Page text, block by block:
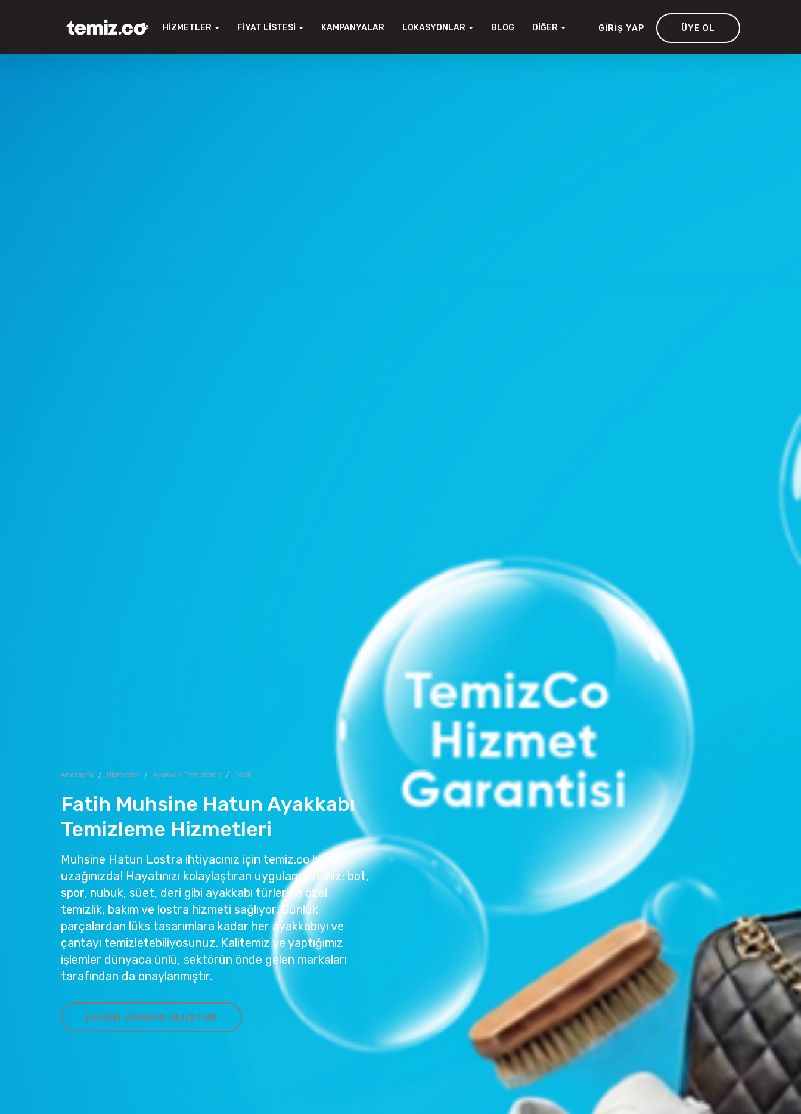
HIZMETLER FIYAT LISTESI KAMPANYALAR LOKASYONLAR BLOG DIĞER GIRIŞ YAP ÜYE OL
Anasayfa Hizmetler Ayakkabı Temizleme Fatih
Fatih Muhsine Hatun Ayakkabı
Temizleme Hizmetleri
Muhsine Hatun Lostra ihtiyacınız için temiz.co bir tık
uzağınızda! Hayatınızı kolaylaştıran uygulama Temiz; bot,
spor, nubuk, süet, deri gibi ayakkabı türlerine özel
temizlik, bakım ve lostra hizmeti sağlıyor. Günlük
parçalardan lüks tasarımlara kadar her ayakkabıyı ve
çantayı temizletebiliyosunuz. Kalitemiz ve yaptığımız
işlemler dünyaca ünlü, sektörün önde gelen markaları
tarafından da onaylanmıştır.
HEMEN SIPARIŞ OLUŞTUR